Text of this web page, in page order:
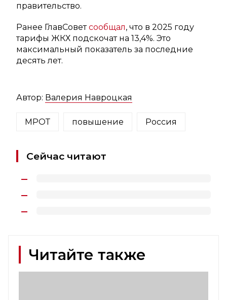
правительство.
Ранее ГлавСоветсообщал, что в 2025 году
тарифы ЖКХ подскочат на 13,4%. Это
максимальный показатель за последние
десять лет.
Автор: Валерия Навроцкая
МРОТ повышение Россия
Сейчас читают
Читайте также